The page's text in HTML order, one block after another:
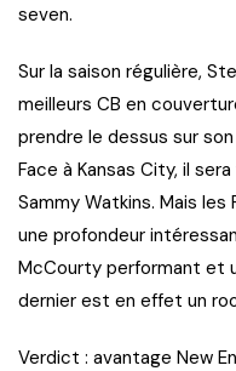
seven.
Sur la saison régulière,
meilleurs CB en
prendre le dessus sur
Face à Kansas City, il
Sammy Watkins. Mais
une profondeur
McCourty performant et
dernier est en effet un
Verdict : avantage New